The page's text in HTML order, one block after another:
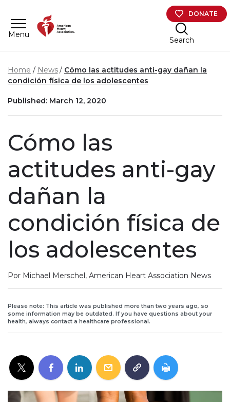
Menu
DONATE
Search
Home News
Cómo las actitudes anti-gay dañan la
condición física de los adolescentes
Published: March 12, 2020
Cómo las
actitudes anti-gay
dañan la
condición física de
los adolescentes
Por Michael Merschel, American Heart Association News
Please note: This article was published more than two years ago, so
some information may be outdated. If you have questions about your
health, always contact a healthcare professional.